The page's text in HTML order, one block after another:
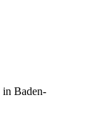
Baden-